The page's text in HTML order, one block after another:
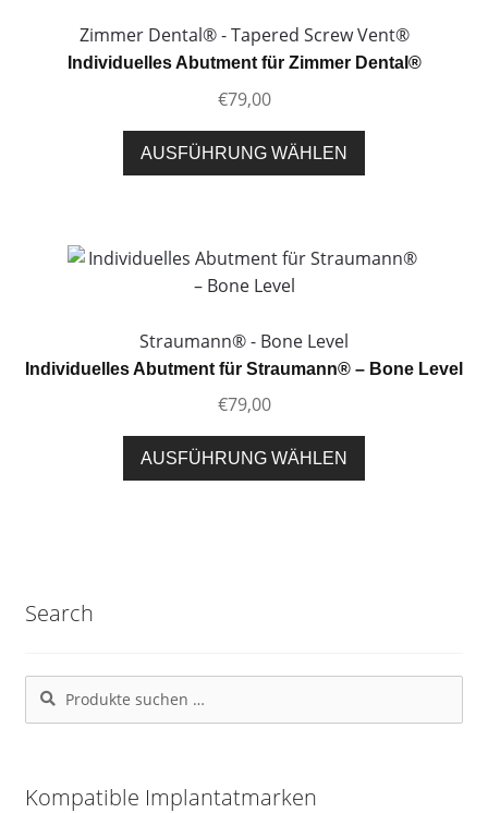
Optionen
können
Produktseite
Zimmer Dental® - Tapered Screw Vent®
Individuelles Abutment für Zimmer Dental®
€79,00
AUSFÜHRUNG WÄHLEN
Produkt
Varianten
können
Produktseite
Straumann® - Bone Level
Individuelles Abutment für Straumann® – Bone Level
€79,00
AUSFÜHRUNG WÄHLEN
Produkt
der
Search
Suchen
nach:
Suchen
Kompatible Implantatmarken